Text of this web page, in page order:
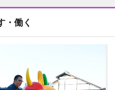
・働く